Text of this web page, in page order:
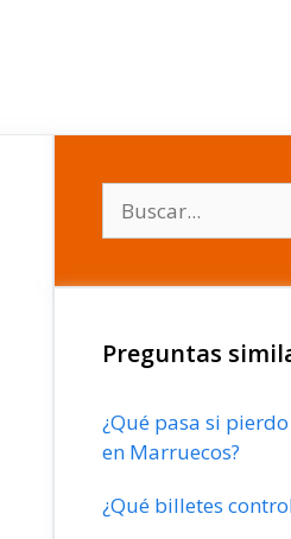
Preguntas
¿Qué pasa si
en Marruecos?
¿Qué billetes